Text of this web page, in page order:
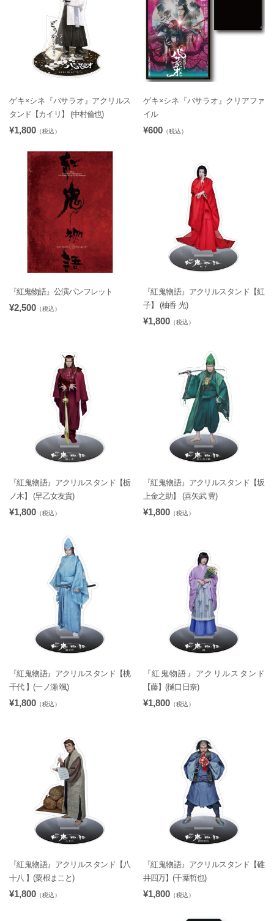
ゲキ×シネ『バサラオ』アクリルス
タンド【カイリ】 (中村倫也)
¥1,800 （税込）
ゲキ×シネ『バサラオ』クリアファ
イル
¥600 （税込）
『紅鬼物語』公演パンフレット
¥2,500 （税込）
『紅鬼物語』アクリルスタンド【紅
子】 (柚香 光)
¥1,800 （税込）
『紅鬼物語』アクリルスタンド【栃
ノ木】 (早乙女友貴)
¥1,800 （税込）
『紅鬼物語』アクリルスタンド【坂
上金之助】 (喜矢武 豊)
¥1,800 （税込）
『紅鬼物語』アクリルスタンド【桃
千代 】(一ノ瀬 颯)
¥1,800 （税込）
『紅鬼物語』アクリルスタンド
【藤】(樋口日奈)
¥1,800 （税込）
『紅鬼物語』アクリルスタンド【八
十八 】(粟根まこと)
¥1,800 （税込）
『紅鬼物語』アクリルスタンド【碓
井四万】(千葉哲也)
¥1,800 （税込）